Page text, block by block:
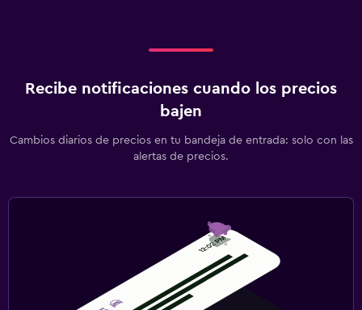
Recibe notificaciones cuando los precios
bajen
Cambios diarios de precios en tu bandeja de entrada: solo con las
alertas de precios.